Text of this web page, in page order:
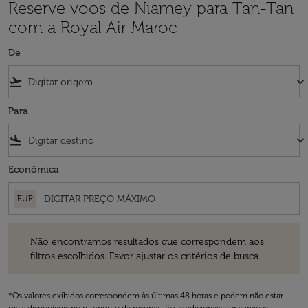
Reserve voos de Niamey para Tan-Tan
com a Royal Air Maroc
De
flight_takeoff keyboard_arrow_down
Para
flight_land keyboard_arrow_down
Econômica
EUR
Não encontramos resultados que correspondem aos
filtros escolhidos. Favor ajustar os critérios de busca.
*Os valores exibidos correspondem às últimas 48 horas e podem não estar